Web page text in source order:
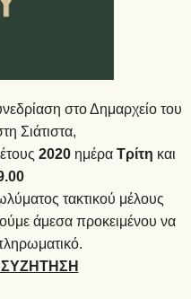
στο Δημαρχείο του
Σιάτιστα,
2020 ημέραΤρίτη και
τακτικού μέλους
άμεσα προκειμένου να